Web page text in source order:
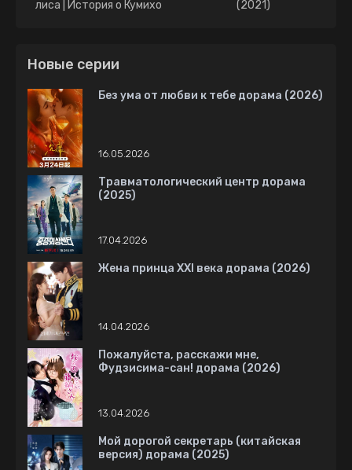
лиса | История о Кумихо
(2021)
Новые серии
Без ума от любви к тебе дорама (2026)
16.05.2026
Травматологический центр дорама
(2025)
17.04.2026
Жена принца XXI века дорама (2026)
14.04.2026
Пожалуйста, расскажи мне,
Фудзисима-сан! дорама (2026)
13.04.2026
Мой дорогой секретарь (китайская
версия) дорама (2025)